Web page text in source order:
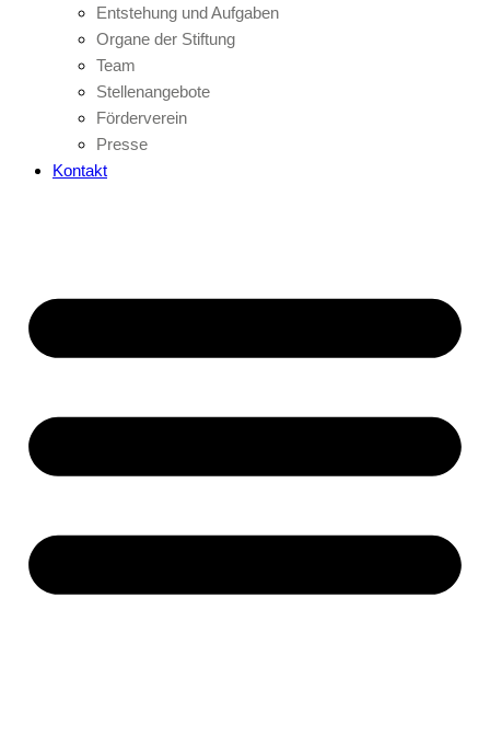
Entstehung und Aufgaben
Organe der Stiftung
Team
Stellenangebote
Förderverein
Presse
Kontakt